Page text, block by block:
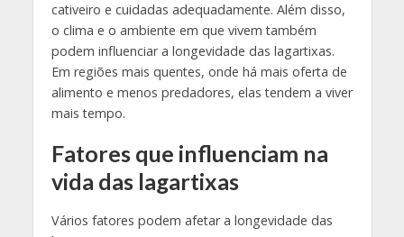
cativeiro e cuidadas adequadamente. Além disso,
o clima e o ambiente em que vivem também
podem influenciar a longevidade das lagartixas.
Em regiões mais quentes, onde há mais oferta de
alimento e menos predadores, elas tendem a viver
mais tempo.
Fatores que influenciam na
vida das lagartixas
Vários fatores podem afetar a longevidade das